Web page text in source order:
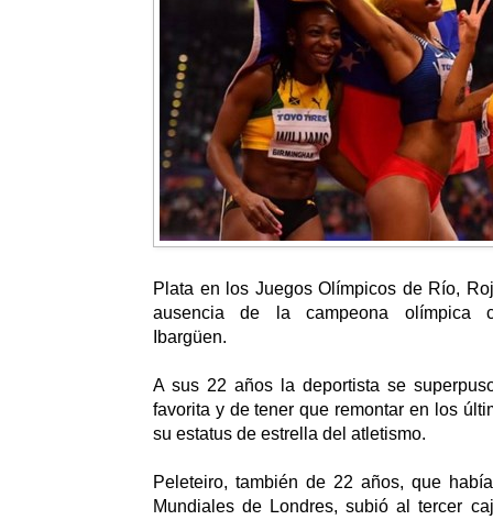
Plata en los Juegos Olímpicos de Río,
ausencia de la campeona olímpica
Ibargüen.
A sus 22 años la deportista se
favorita y de tener que remontar en los
su estatus de estrella del atletismo.
Peleteiro, también de 22 años, que
Mundiales de Londres, subió al tercer